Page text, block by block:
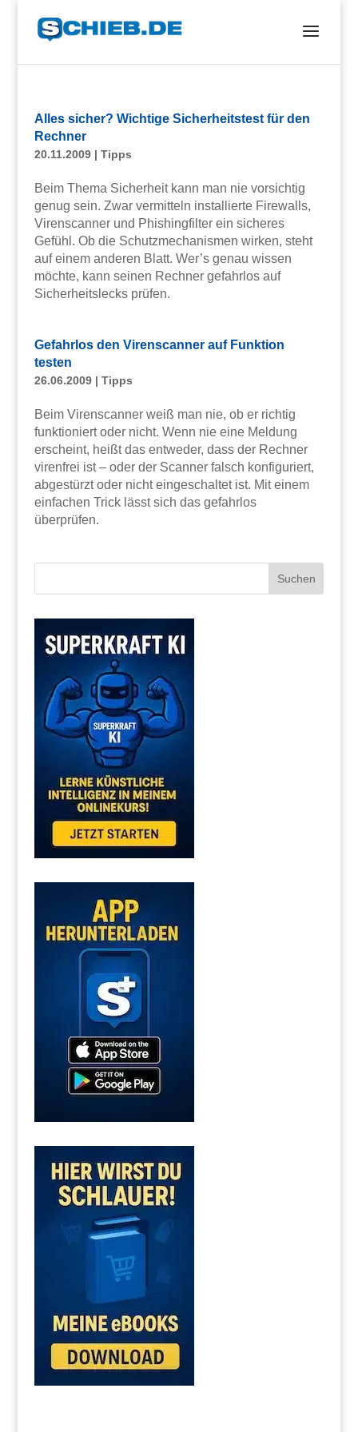
Alles sicher? Wichtige Sicherheitstest für den
Rechner
20.11.2009| Tipps
Beim Thema Sicherheit kann man nie vorsichtig
genug sein. Zwar vermitteln installierte Firewalls,
Virenscanner und Phishingfilter ein sicheres
Gefühl. Ob die Schutzmechanismen wirken, steht
auf einem anderen Blatt. Wer’s genau wissen
möchte, kann seinen Rechner gefahrlos auf
Sicherheitslecks prüfen.
Gefahrlos den Virenscanner auf Funktion
testen
26.06.2009| Tipps
Beim Virenscanner weiß man nie, ob er richtig
funktioniert oder nicht. Wenn nie eine Meldung
erscheint, heißt das entweder, dass der Rechner
virenfrei ist – oder der Scanner falsch konfiguriert,
abgestürzt oder nicht eingeschaltet ist. Mit einem
einfachen Trick lässt sich das gefahrlos
überprüfen.